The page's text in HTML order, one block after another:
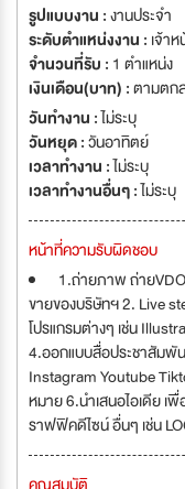
รูปแบบงาน :งานประจำ
ระดับตำแหน่งงาน : เจ้า
จำนวนที่รับ : 1 ตำแหน่ง
เงินเดือน(บาท) :ตามตก
วันทำงาน :ไม่ระบุ
วันหยุด :วันอาทิตย์
เวลาทำงาน :ไม่ระบุ
เวลาทำงานอื่นๆ :ไม่ระบุ
หน้าที่ความรับผิดชอบ
1.ถ่ายภาพ ถ่าย
ขายของบริษัทฯ 2. Live
โปรแกรมต่างๆ เช่น
4.ออกแบบสื่อประชาสัมพั
Instagram Youtube
หมาย 6.นำเสนอไอเดีย
ราฟฟิคดีไซน์ อื่นๆ เช่น